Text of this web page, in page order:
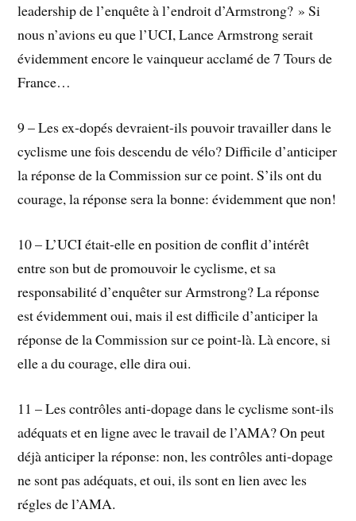
leadership de l’enquête à l’endroit d’Armstrong? » Si
nous n’avions eu que l’UCI, Lance Armstrong serait
évidemment encore le vainqueur acclamé de 7 Tours de
France…
9 – Les ex-dopés devraient-ils pouvoir travailler dans le
cyclisme une fois descendu de vélo? Difficile d’anticiper
la réponse de la Commission sur ce point. S’ils ont du
courage, la réponse sera la bonne: évidemment que non!
10 – L’UCI était-elle en position de conflit d’intérêt
entre son but de promouvoir le cyclisme, et sa
responsabilité d’enquêter sur Armstrong? La réponse
est évidemment oui, mais il est difficile d’anticiper la
réponse de la Commission sur ce point-là. Là encore, si
elle a du courage, elle dira oui.
11 – Les contrôles anti-dopage dans le cyclisme sont-ils
adéquats et en ligne avec le travail de l’AMA? On peut
déjà anticiper la réponse: non, les contrôles anti-dopage
ne sont pas adéquats, et oui, ils sont en lien avec les
régles de l’AMA.